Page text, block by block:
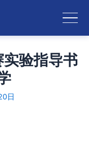
验指导书
日